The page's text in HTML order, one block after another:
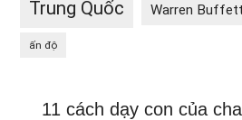
Trung Quốc Warren Buffett
ấn độ
11 cách dạy con của